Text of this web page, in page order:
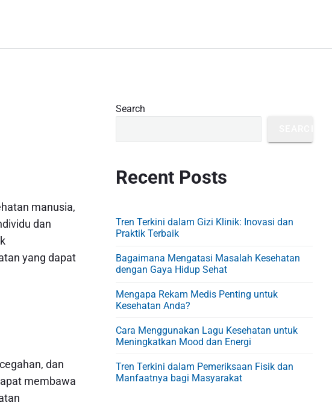
manusia,
dan
yang dapat
dan
membawa
Search
Recent Posts
Tren Terkini dalam Gizi Klinik: Inovasi dan
Praktik Terbaik
Bagaimana Mengatasi Masalah Kesehatan
dengan Gaya Hidup Sehat
Mengapa Rekam Medis Penting untuk
Kesehatan Anda?
Cara Menggunakan Lagu Kesehatan untuk
Meningkatkan Mood dan Energi
Tren Terkini dalam Pemeriksaan Fisik dan
Manfaatnya bagi Masyarakat